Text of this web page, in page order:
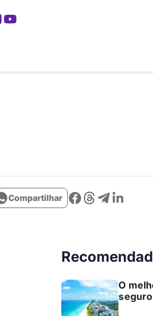
Compartilhar
O